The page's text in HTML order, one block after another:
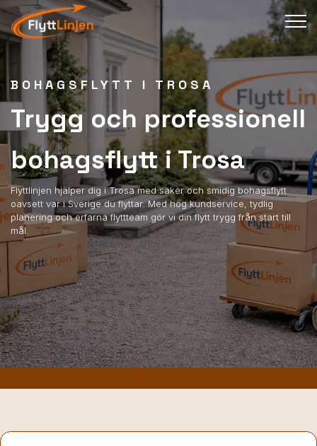
BOHAGSFLYTT I TROSA
Trygg och professionell
bohagsflytt i Trosa
Flyttlinjen hjälper dig i Trosa med säker och smidig bohagsflytt
oavsett var i Sverige du flyttar. Med hög kundservice, tydlig
planering och erfarna flyttteam gör vi din flytt trygg från start till
mål.